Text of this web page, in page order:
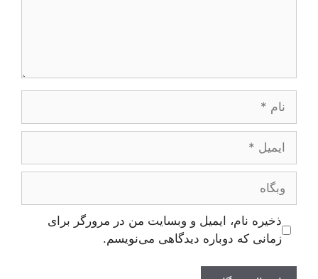
ایمیل
وبگاه
ذخیره نام، ایمیل و وبسایت من در مرورگر برای
زمانی که دوباره دیدگاهی می‌نویسم.